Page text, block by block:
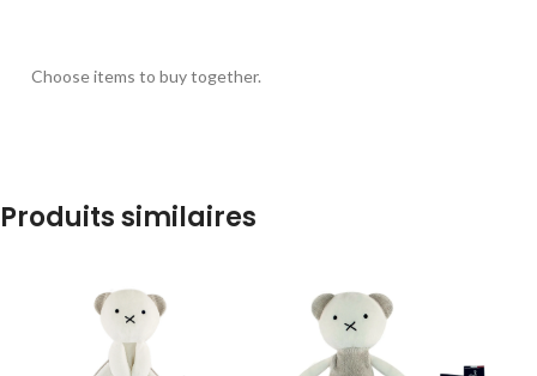
Choose items to buy together.
Produits similaires